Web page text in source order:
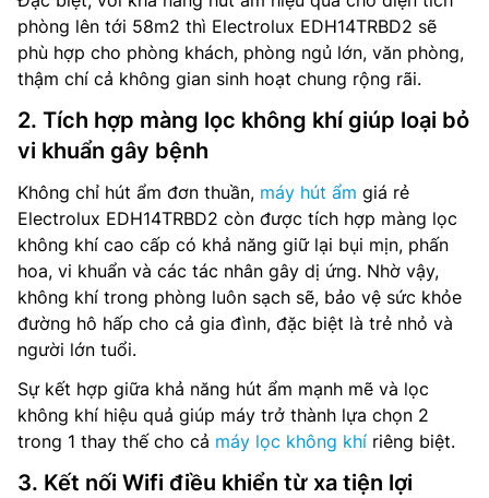
phòng lên tới 58m2 thì Electrolux EDH14TRBD2 sẽ
phù hợp cho phòng khách, phòng ngủ lớn, văn phòng,
thậm chí cả không gian sinh hoạt chung rộng rãi.
2. Tích hợp màng lọc không khí giúp loại bỏ
vi khuẩn gây bệnh
Không chỉ hút ẩm đơn thuần, máy hút ẩm giá rẻ
Electrolux EDH14TRBD2 còn được tích hợp màng lọc
không khí cao cấp có khả năng giữ lại bụi mịn, phấn
hoa, vi khuẩn và các tác nhân gây dị ứng. Nhờ vậy,
không khí trong phòng luôn sạch sẽ, bảo vệ sức khỏe
đường hô hấp cho cả gia đình, đặc biệt là trẻ nhỏ và
người lớn tuổi.
Sự kết hợp giữa khả năng hút ẩm mạnh mẽ và lọc
không khí hiệu quả giúp máy trở thành lựa chọn 2
trong 1 thay thế cho cả máy lọc không khí riêng biệt.
3. Kết nối Wifi điều khiển từ xa tiện lợi